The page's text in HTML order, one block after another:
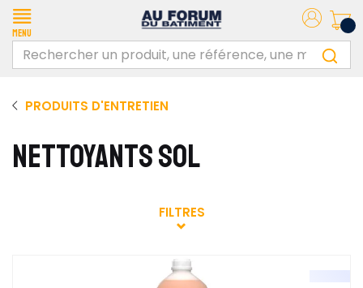
Menu
PRODUITS D'ENTRETIEN
NETTOYANTS SOL
FILTRES